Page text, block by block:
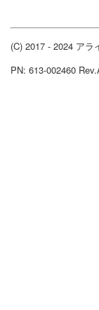
(C) 2017 - 2024 ア
PN: 613-002460